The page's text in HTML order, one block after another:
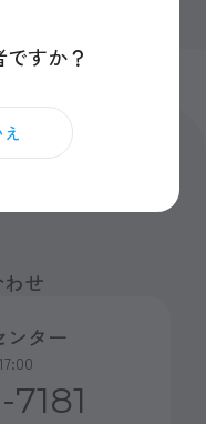
すか？
せ
ンター